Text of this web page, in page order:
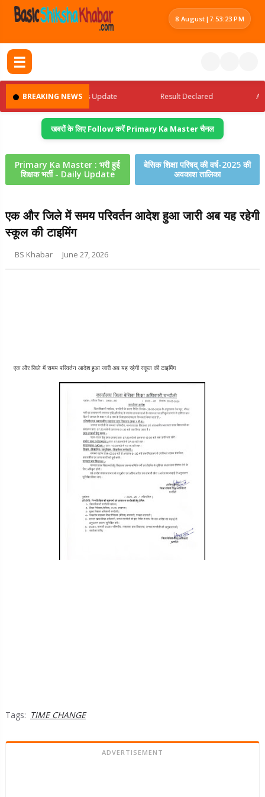
8 August | 7:53:24 PM
☰
BREAKING NEWS
Latest Jobs Update Result Declared
खबरों के लिए Follow करें Primary Ka Master चैनल
Primary Ka Master : भरी हुई
शिक्षक भर्ती - Daily Update
बेसिक शिक्षा परिषद् की वर्ष-2025 की
अवकाश तालिका
एक और जिले में समय परिवर्तन आदेश हुआ जारी अब यह रहेगी
स्कूल की टाइमिंग
BS Khabar June 27, 2026
एक और जिले में समय परिवर्तन आदेश हुआ जारी अब यह रहेगी स्कूल की टाइमिंग
Tags: TIME CHANGE
ADVERTISEMENT